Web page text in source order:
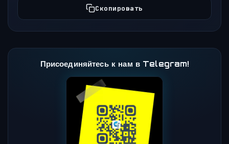
Скопировать
Присоединяйтесь к нам в Telegram!